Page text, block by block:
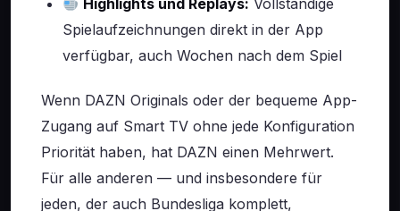
Highlights und Replays: Vollständige
Spielaufzeichnungen direkt in der App
verfügbar, auch Wochen nach dem Spiel
Wenn DAZN Originals oder der bequeme App-
Zugang auf Smart TV ohne jede Konfiguration
Priorität haben, hat DAZN einen Mehrwert.
Für alle anderen — und insbesondere für
jeden, der auch Bundesliga komplett,